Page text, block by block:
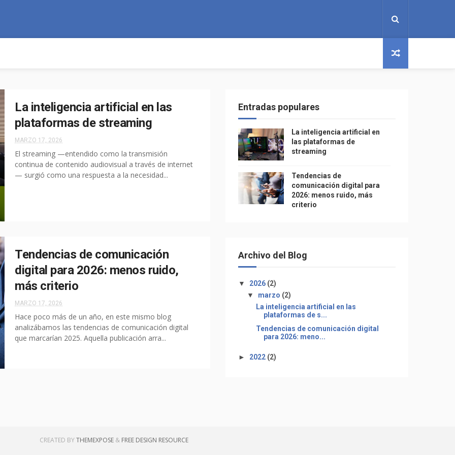
La inteligencia artificial en las
plataformas de streaming
MARZO 17, 2026
El streaming —entendido como la transmisión
continua de contenido audiovisual a través de internet
— surgió como una respuesta a la necesidad...
Tendencias de comunicación
digital para 2026: menos ruido,
más criterio
MARZO 17, 2026
Hace poco más de un año, en este mismo blog
analizábamos las tendencias de comunicación digital
que marcarían 2025. Aquella publicación arra...
Entradas populares
La inteligencia artificial en
las plataformas de
streaming
Tendencias de
comunicación digital para
2026: menos ruido, más
criterio
Archivo del Blog
▼ 2026 (2)
▼ marzo (2)
La inteligencia artificial en las
plataformas de s...
Tendencias de comunicación digital
para 2026: meno...
► 2022 (2)
CREATED BYTHEMEXPOSE& FREE DESIGN RESOURCE